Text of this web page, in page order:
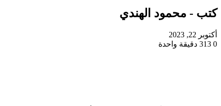
كتب - محمود الهندي
أكتوبر 22, 2023
0
دقيقة واحدة